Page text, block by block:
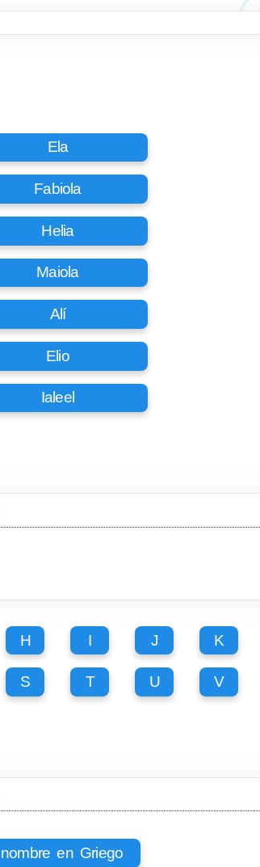
Ela
Fabiola
Helia
Maiola
Alí
Elio
Ialeel
H I J K
S T U V
en Griego